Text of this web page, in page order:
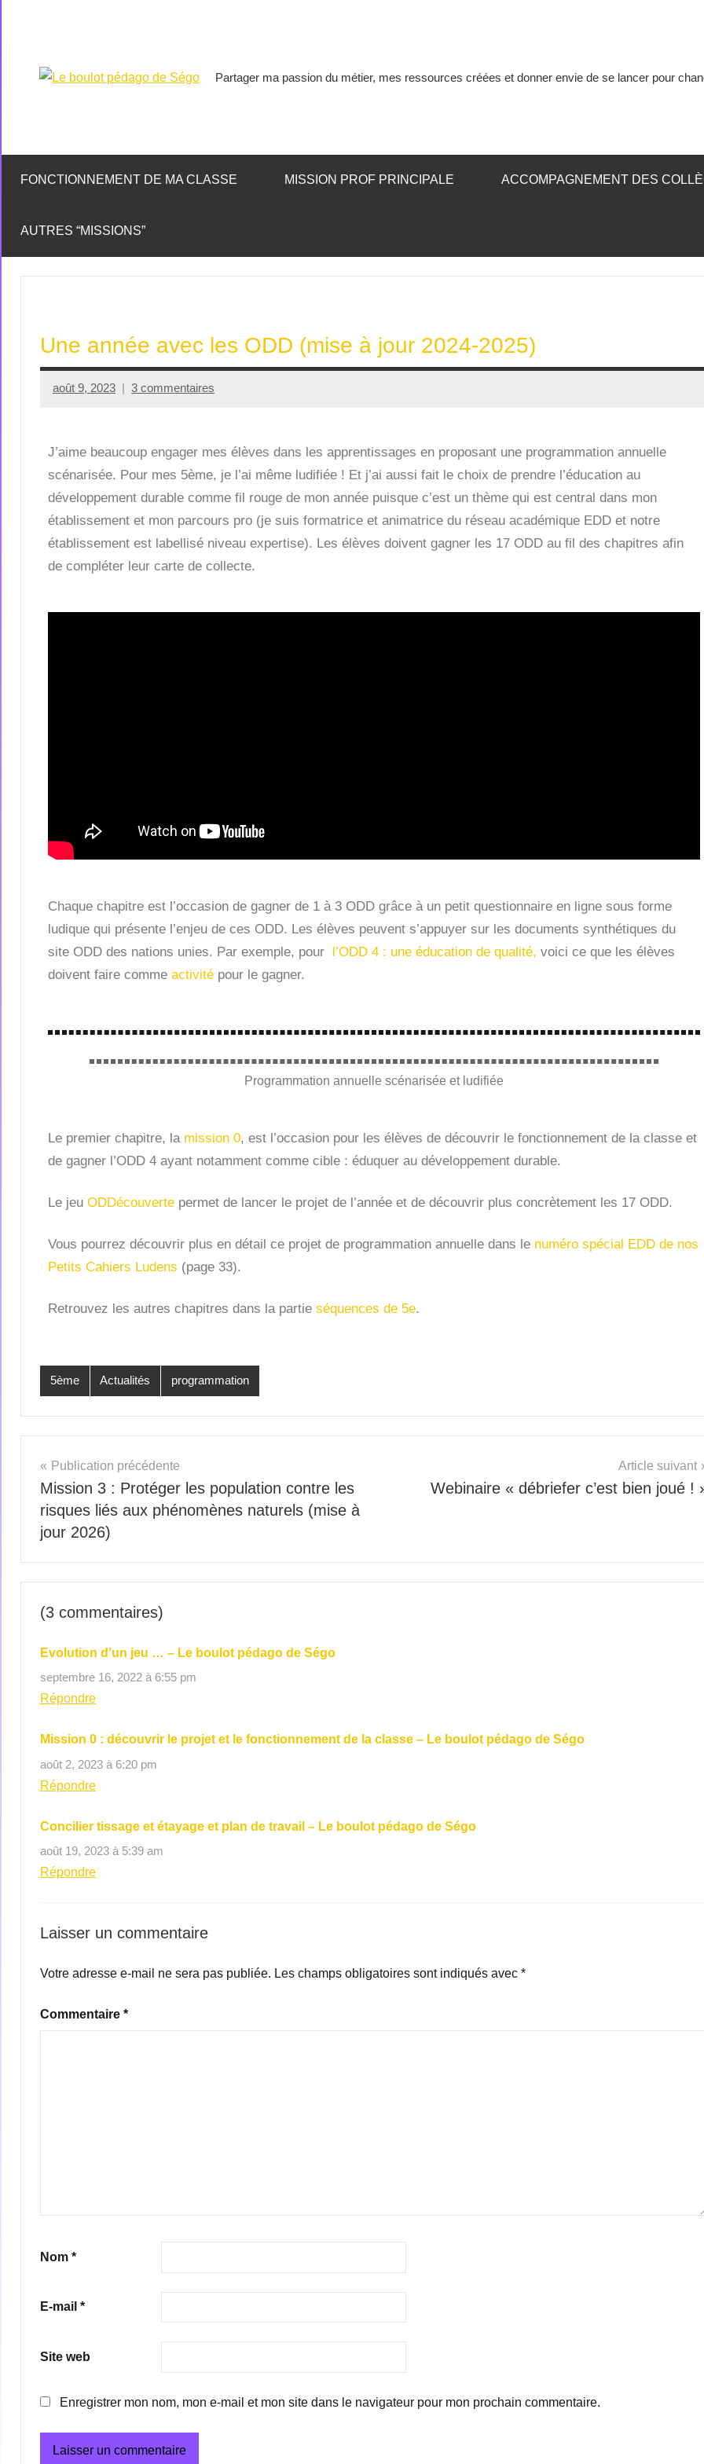
pédago
Ségo
Partager ma passion du métier, mes ressources créées et donner envie de se lancer pour
FONCTIONNEMENT DE MA CLASSE MISSION PROF PRINCIPALE ACCOMPAGNEMENT DES
AUTRES “MISSIONS”
Une année avec les ODD (mise à jour 2024-2025)
août 9, 2023
Seg0_La_Vraie
3 commentaires
J’aime beaucoup engager mes élèves dans les apprentissages en proposant une programmation annuelle
scénarisée. Pour mes 5ème, je l’ai même ludifiée ! Et j’ai aussi fait le choix de prendre l’éducation au
développement durable comme fil rouge de mon année puisque c’est un thème qui est central dans mon
établissement et mon parcours pro (je suis formatrice et animatrice du réseau académique EDD et notre
établissement est labellisé niveau expertise). Les élèves doivent gagner les 17 ODD au fil des chapitres afin
de compléter leur carte de collecte.
Chaque chapitre est l’occasion de gagner de 1 à 3 ODD grâce à un petit questionnaire en ligne sous forme
ludique qui présente l’enjeu de ces ODD. Les élèves peuvent s’appuyer sur les documents synthétiques du
site ODD des nations unies. Par exemple, pour l’ODD 4 : une éducation de qualité, voici ce que les élèves
doivent faire comme activité pour le gagner.
Programmation annuelle scénarisée et ludifiée
Le premier chapitre, la mission 0, est l’occasion pour les élèves de découvrir le fonctionnement de la classe et
de gagner l’ODD 4 ayant notamment comme cible : éduquer au développement durable.
Le jeu ODDécouverte permet de lancer le projet de l’année et de découvrir plus concrètement les 17 ODD.
Vous pourrez découvrir plus en détail ce projet de programmation annuelle dans le numéro spécial EDD de nos
Petits Cahiers Ludens (page 33).
Retrouvez les autres chapitres dans la partie séquences de 5e.
5ème Actualités programmation
Publication précédente
Mission 3 : Protéger les population contre les
risques liés aux phénomènes naturels (mise à
jour 2026)
Article suivant
Webinaire « débriefer c’est bien joué !
(3 commentaires)
Evolution d’un jeu … – Le boulot pédago de Ségo
septembre 16, 2022 à 6:55 pm
Répondre
Mission 0 : découvrir le projet et le fonctionnement de la classe – Le boulot pédago de Ségo
août 2, 2023 à 6:20 pm
Répondre
Concilier tissage et étayage et plan de travail – Le boulot pédago de Ségo
août 19, 2023 à 5:39 am
Répondre
Laisser un commentaire
Votre adresse e-mail ne sera pas publiée. Les champs obligatoires sont indiqués avec *
Commentaire *
Nom *
E-mail *
Site web
Enregistrer mon nom, mon e-mail et mon site dans le navigateur pour mon prochain commentaire.